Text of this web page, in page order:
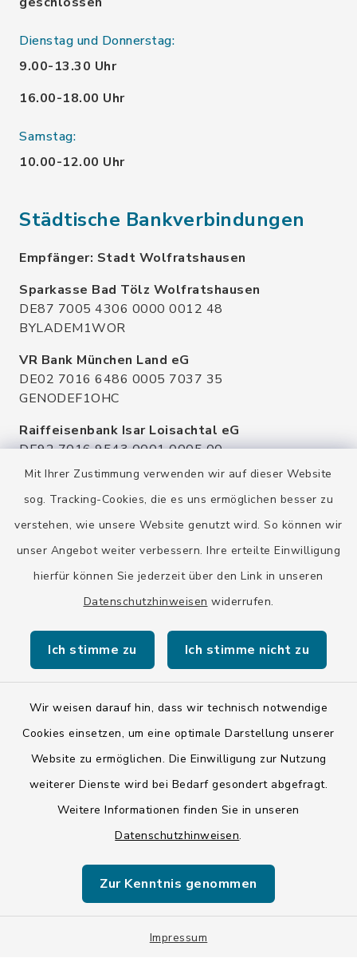
Mit Ihrer Zustimmung verwenden wir auf dieser Website
sog. Tracking-Cookies, die es uns ermöglichen besser zu
verstehen, wie unsere Website genutzt wird. So können wir
unser Angebot weiter verbessern. Ihre erteilte Einwilligung
hierfür können Sie jederzeit über den Link in unseren
Datenschutzhinweisen widerrufen.
Ich stimme zu Ich stimme nicht zu
Wir weisen darauf hin, dass wir technisch notwendige
Cookies einsetzen, um eine optimale Darstellung unserer
Website zu ermöglichen. Die Einwilligung zur Nutzung
weiterer Dienste wird bei Bedarf gesondert abgefragt.
Weitere Informationen finden Sie in unseren
Datenschutzhinweisen.
Zur Kenntnis genommen
Impressum
Dienstag und Donnerstag:
9.00-13.30 Uhr
16.00-18.00 Uhr
Samstag:
10.00-12.00 Uhr
Städtische Bankverbindungen
Empfänger: Stadt Wolfratshausen
Sparkasse Bad Tölz Wolfratshausen
DE87 7005 4306 0000 0012 48
BYLADEM1WOR
VR Bank München Land eG
DE02 7016 6486 0005 7037 35
GENODEF1OHC
Raiffeisenbank Isar Loisachtal eG
DE92 7016 9543 0001 0005 00
GENODEF1HHS
HypoVereinsbank
DE20 7002 0270 3630 1010 09
Kontakt
Barrierefreiheit
Datenschutz
Impressum
ISIS 12
Sitemap
Cookie-Einstellungen